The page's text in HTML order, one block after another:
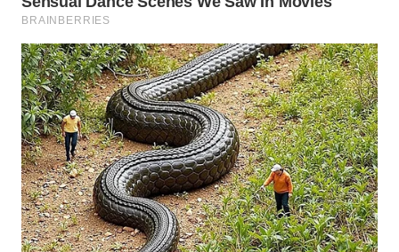
WN
WN
SULSEL
WN
GORONTALO
WN
SULUT